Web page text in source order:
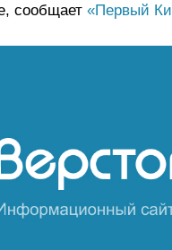
сообщает «Первый